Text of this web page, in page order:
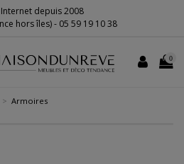
depuis 2008
hors îles) - 05 59 19 10 38
0
Armoires